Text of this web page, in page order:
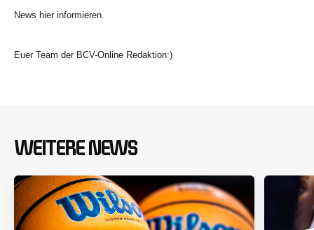
News hier informieren.
Euer Team der BCV-Online Redaktion:)
WEITERE NEWS